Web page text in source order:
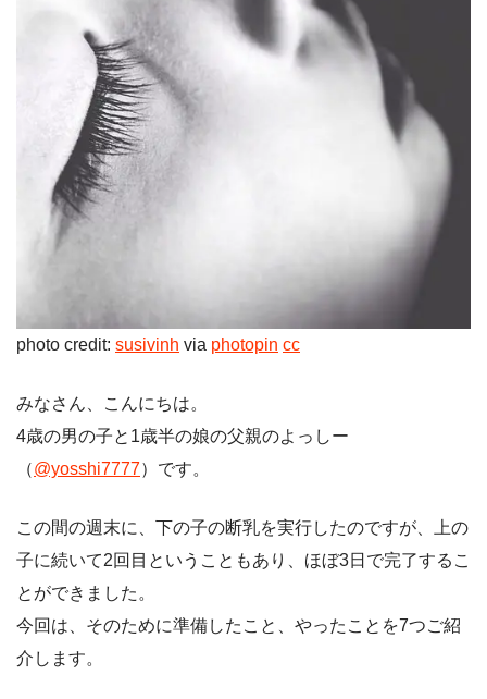
photo credit: susivinh via photopin cc
みなさん、こんにちは。
4歳の男の子と1歳半の娘の父親のよっしー
（@yosshi7777）です。
この間の週末に、下の子の断乳を実行したのですが、上の
子に続いて2回目ということもあり、ほぼ3日で完了するこ
とができました。
今回は、そのために準備したこと、やったことを7つご紹
介します。